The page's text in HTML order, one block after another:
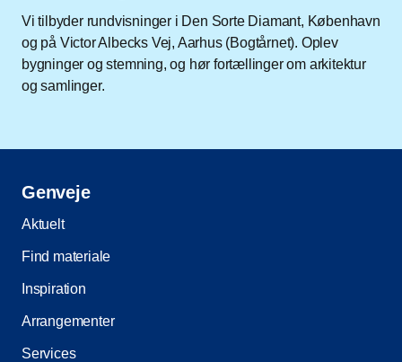
Vi tilbyder rundvisninger i Den Sorte Diamant, København
og på Victor Albecks Vej, Aarhus (Bogtårnet). Oplev
bygninger og stemning, og hør fortællinger om arkitektur
og samlinger.
Genveje
Aktuelt
Find materiale
Inspiration
Arrangementer
Services